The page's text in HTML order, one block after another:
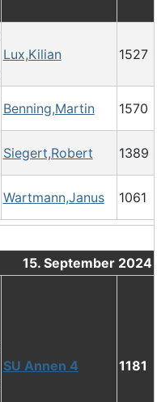
Lux,Kilian 1527
Benning,Martin 1570
Siegert,Robert 1389
Wartmann,Janus 1061
15. September 2024
SU Annen 4 1181